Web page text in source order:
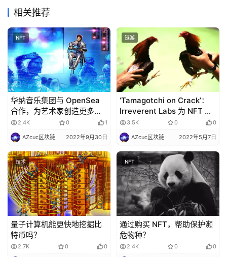
相关推荐
NFT
华纳音乐集团与 OpenSea
合作，为艺术家创造更多
Web3 机会
2.4K 0 1
AZcuc区块链 2022年9月30日
链游
‘Tamagotchi on Crack’：
Irreverent Labs 为 NFT 斗
鸡游戏筹集了 4000 万美元
3.5K 0 0
AZcuc区块链 2022年5月7日
技术
量子计算机能更快地挖掘比
特币吗？
2.7K 0 0
NFT
通过购买 NFT，帮助保护濒
危物种？
2.4K 0 0